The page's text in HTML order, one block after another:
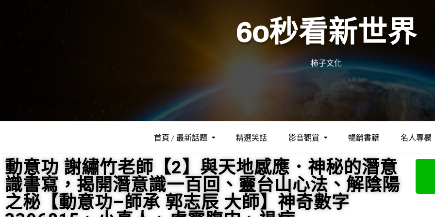
60秒看新世界
柿子文化
首頁 / 最新話題 精選笑話 影音觀賞 暢銷書籍 名人專欄
動意功 謝繡竹老師【2】與天地感應．神秘的潛意
識書寫，揭開潛意識一百回、靈台山心法、解陰陽
之秘【動意功–師承 郭志辰 大師】神奇數字